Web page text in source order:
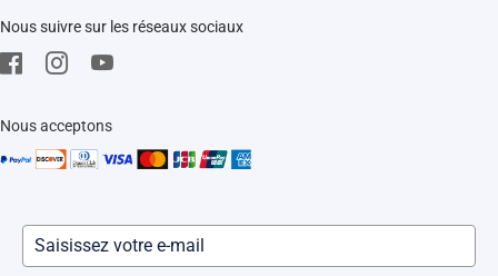
EZVIZ CSR
Mentions Légale
Télécharger
SAV
Nous suivre sur les réseaux sociaux
Nous acceptons